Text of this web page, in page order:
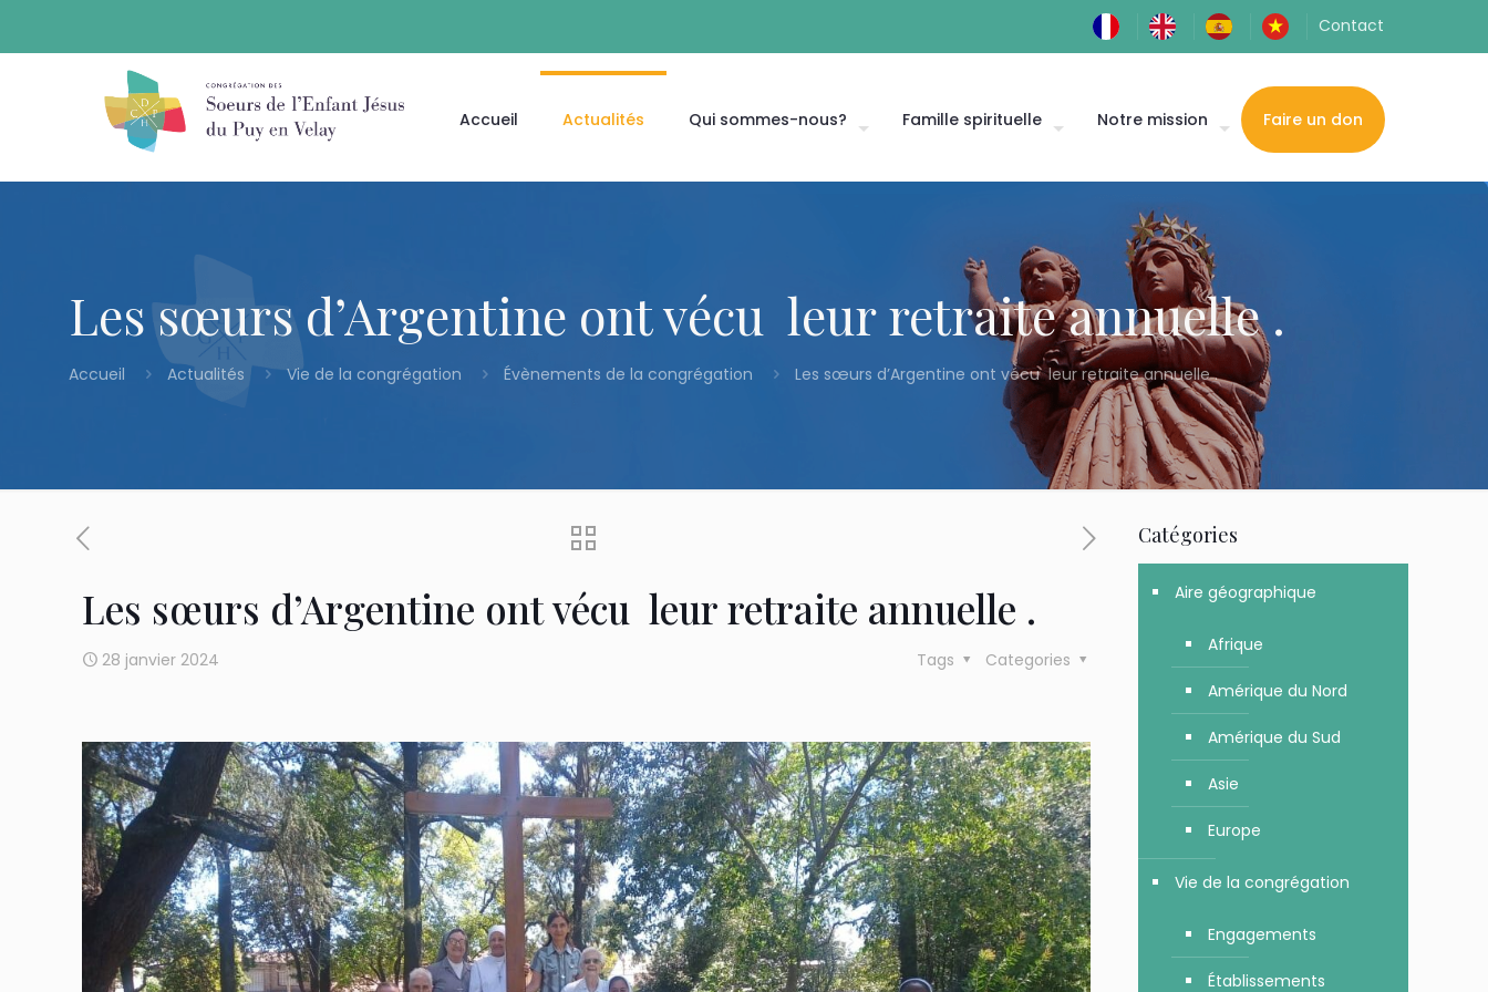
Contact
Accueil Actualités Qui sommes-nous? Famille spirituelle Notre mission Faire un don
Les sœurs d’Argentine ont vécu leur retraite annuelle .
Accueil Actualités Vie de la congrégation Évènements de la congrégation Les sœurs d’Argentine ont vécu leur retraite annuelle .
Les sœurs d’Argentine ont vécu leur retraite annuelle .
28 janvier 2024 Categories
Tags
Catégories
Aire géographique
Afrique
Amérique du Nord
Amérique du Sud
Asie
Europe
Vie de la congrégation
Engagements
Établissements